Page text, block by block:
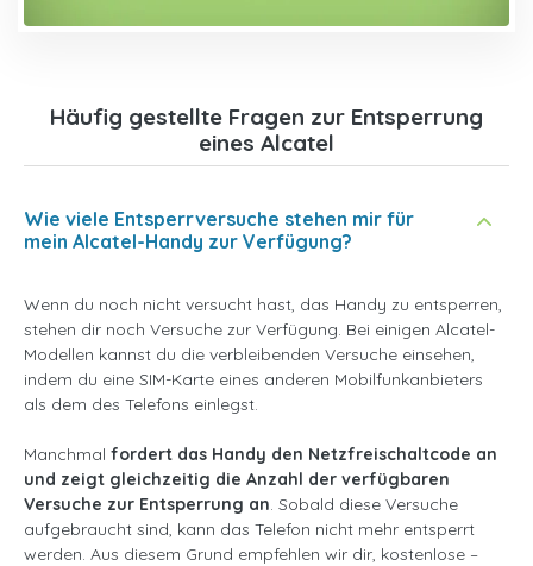
Häufig gestellte Fragen zur Entsperrung
eines Alcatel
Wie viele Entsperrversuche stehen mir für
mein Alcatel-Handy zur Verfügung?
Wenn du noch nicht versucht hast, das Handy zu entsperren,
stehen dir noch Versuche zur Verfügung. Bei einigen Alcatel-
Modellen kannst du die verbleibenden Versuche einsehen,
indem du eine SIM-Karte eines anderen Mobilfunkanbieters
als dem des Telefons einlegst.
Manchmal fordert das Handy den Netzfreischaltcode an
und zeigt gleichzeitig die Anzahl der verfügbaren
Versuche zur Entsperrung an. Sobald diese Versuche
aufgebraucht sind, kann das Telefon nicht mehr entsperrt
werden. Aus diesem Grund empfehlen wir dir, kostenlose –